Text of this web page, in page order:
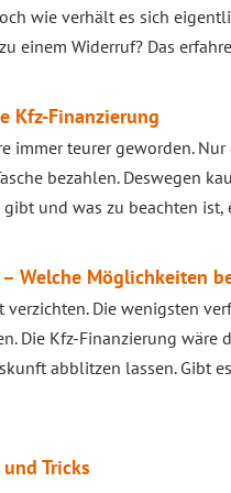
wie verhält es sich
einem Widerruf? Das
Kfz-Finanzierung
immer teurer geworden.
bezahlen. Deswegen
und was zu beachten ist,
Welche Möglichkeiten
Die wenigsten
Die Kfz-Finanzierung
abblitzen lassen. Gibt
Tricks